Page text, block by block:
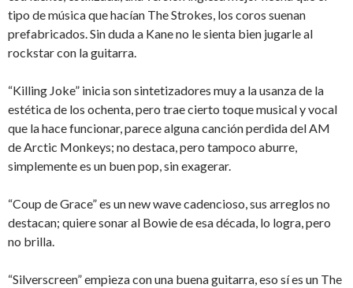
tipo de música que hacían The Strokes, los coros suenan
prefabricados. Sin duda a Kane no le sienta bien jugarle al
rockstar con la guitarra.
“Killing Joke” inicia son sintetizadores muy a la usanza de la
estética de los ochenta, pero trae cierto toque musical y vocal
que la hace funcionar, parece alguna canción perdida del AM
de Arctic Monkeys; no destaca, pero tampoco aburre,
simplemente es un buen pop, sin exagerar.
“Coup de Grace” es un new wave cadencioso, sus arreglos no
destacan; quiere sonar al Bowie de esa década, lo logra, pero
no brilla.
“Silverscreen” empieza con una buena guitarra, eso sí es un The